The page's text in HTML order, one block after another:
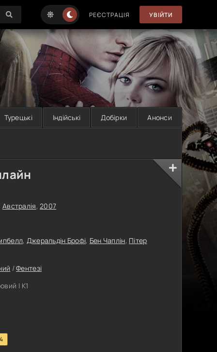
РЕЄСТРАЦІЯ УВІЙТИ
Турецькі Індійські Добірки Анонси
Австралія,2007
, Джеральдін Брофі, Бен Чаплін, Пітер
/Фентезі
| К1